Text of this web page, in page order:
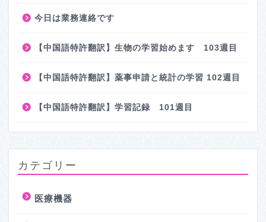
今日は業務連絡です
【中国語特許翻訳】生物の学習始めます 103週目
【中国語特許翻訳】薬事申請と統計の学習 102週目
【中国語特許翻訳】学習記録 101週目
カテゴリー
医療機器